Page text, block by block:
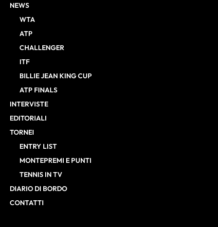
NEWS
WTA
ATP
CHALLENGER
ITF
BILLIE JEAN KING CUP
ATP FINALS
INTERVISTE
EDITORIALI
TORNEI
ENTRY LIST
MONTEPREMI E PUNTI
TENNIS IN TV
DIARIO DI BORDO
CONTATTI